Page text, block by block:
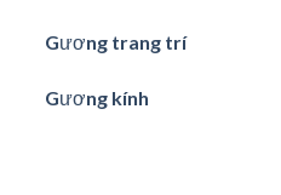
Gương trang trí
Gương kính